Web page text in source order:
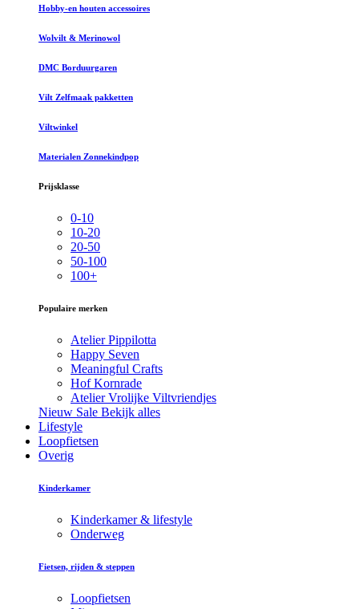
Hobby-en houten accessoires
Wolvilt & Merinowol
DMC Borduurgaren
Vilt Zelfmaak pakketten
Viltwinkel
Materialen Zonnekindpop
Prijsklasse
0-10
10-20
20-50
50-100
100+
Populaire merken
Atelier Pippilotta
Happy Seven
Meaningful Crafts
Hof Kornrade
Atelier Vrolijke Viltvriendjes
Nieuw Sale Bekijk alles
Lifestyle
Loopfietsen
Overig
Kinderkamer
Kinderkamer & lifestyle
Onderweg
Fietsen, rijden & steppen
Loopfietsen